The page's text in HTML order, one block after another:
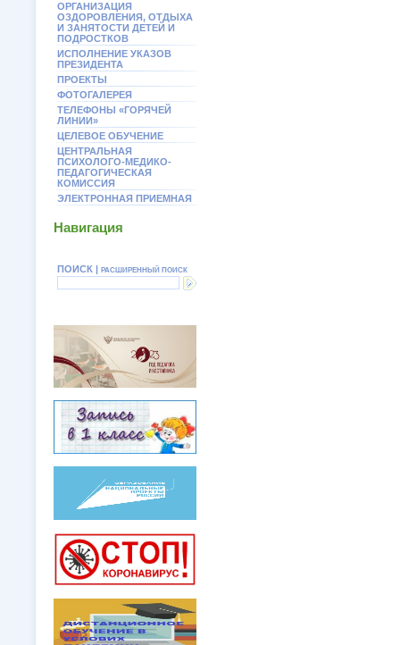
ОРГАНИЗАЦИЯ
ОЗДОРОВЛЕНИЯ, ОТДЫХА
И ЗАНЯТОСТИ ДЕТЕЙ И
ПОДРОСТКОВ
ИСПОЛНЕНИЕ УКАЗОВ
ПРЕЗИДЕНТА
ПРОЕКТЫ
ФОТОГАЛЕРЕЯ
ТЕЛЕФОНЫ «ГОРЯЧЕЙ
ЛИНИИ»
ЦЕЛЕВОЕ ОБУЧЕНИЕ
ЦЕНТРАЛЬНАЯ
ПСИХОЛОГО-МЕДИКО-
ПЕДАГОГИЧЕСКАЯ
КОМИССИЯ
ЭЛЕКТРОННАЯ ПРИЕМНАЯ
Навигация
ПОИСК | РАСШИРЕННЫЙ ПОИСК